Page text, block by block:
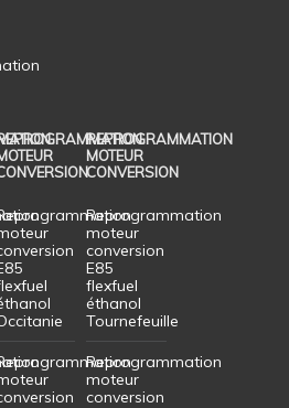
REPROGRAMMATION
MOTEUR
CONVERSION
Reprogrammation
moteur
conversion
E85
flexfuel
éthanol
Tournefeuille
Reprogrammation
moteur
conversion